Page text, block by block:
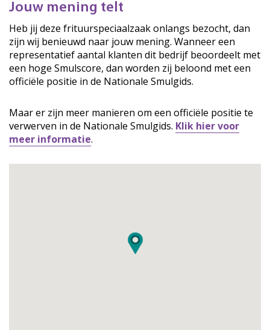
Jouw mening telt
Heb jij deze frituurspeciaalzaak onlangs bezocht, dan
zijn wij benieuwd naar jouw mening. Wanneer een
representatief aantal klanten dit bedrijf beoordeelt met
een hoge Smulscore, dan worden zij beloond met een
officiële positie in de Nationale Smulgids.
Maar er zijn meer manieren om een officiële positie te
verwerven in de Nationale Smulgids. Klik hier voor
meer informatie.